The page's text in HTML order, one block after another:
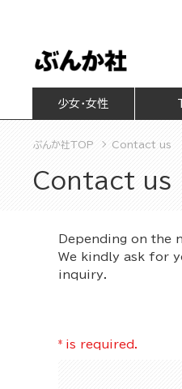
少女・女性
ぶんか社TOP Contact us
Contact us
Depending on the
We kindly ask for
inquiry.
* is required.